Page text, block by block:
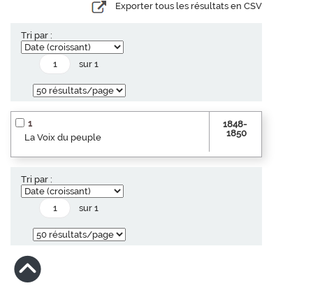
Exporter tous les résultats en CSV
Tri par :
sur 1
1
La Voix du peuple
1848-
1850
Tri par :
sur 1